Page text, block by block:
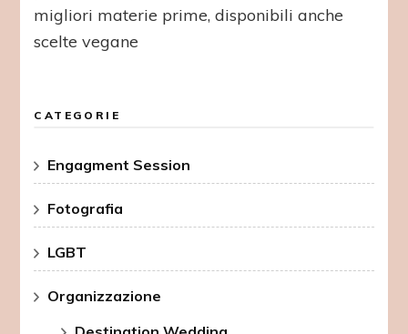
migliori materie prime, disponibili anche
scelte vegane
CATEGORIE
Engagment Session
Fotografia
LGBT
Organizzazione